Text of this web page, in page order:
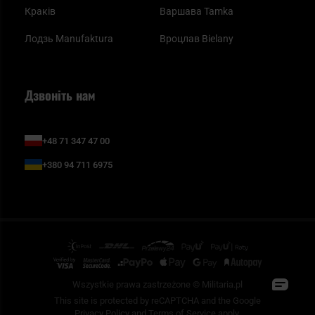
Краків
Лодзь Manufaktura
Варшава Tamka
Вроцлав Bielany
Дзвоніть нам
+48 71 347 47 00
+380 94 711 6975
Wszystkie prawa zastrzeżone © Militaria.pl
This site is protected by reCAPTCHA and the Google